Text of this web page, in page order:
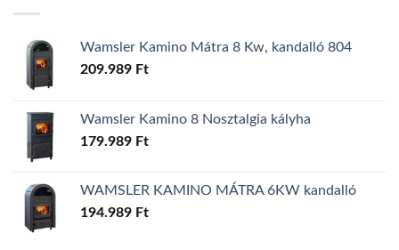
Wamsler Kamino Mátra 8 Kw, kandalló 804
209.989 Ft
Wamsler Kamino 8 Nosztalgia kályha
179.989 Ft
WAMSLER KAMINO MÁTRA 6KW kandalló
194.989 Ft